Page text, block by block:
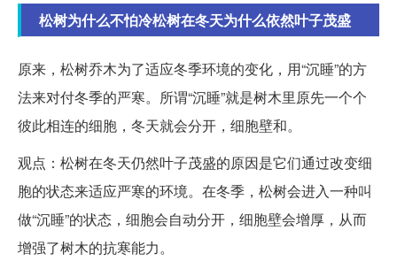
松树为什么不怕冷松树在冬天为什么依然叶子茂盛
原来，松树乔木为了适应冬季环境的变化，用“沉睡”的方
法来对付冬季的严寒。所谓“沉睡”就是树木里原先一个个
彼此相连的细胞，冬天就会分开，细胞壁和。
观点：松树在冬天仍然叶子茂盛的原因是它们通过改变细
胞的状态来适应严寒的环境。在冬季，松树会进入一种叫
做“沉睡”的状态，细胞会自动分开，细胞壁会增厚，从而
增强了树木的抗寒能力。